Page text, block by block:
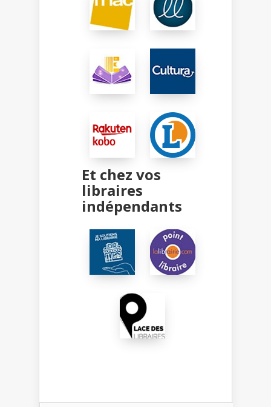
Et chez vos
libraires
indépendants